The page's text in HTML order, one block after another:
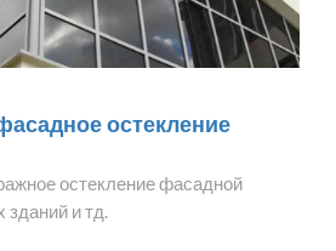
остекление
остекление фасадной
зданий и тд.